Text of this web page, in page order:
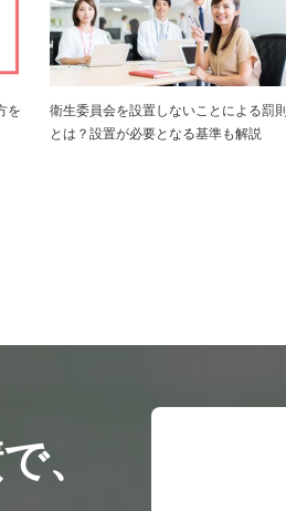
を
衛生委員会を設置しないことによる罰則
とは？設置が必要となる基準も解説
、